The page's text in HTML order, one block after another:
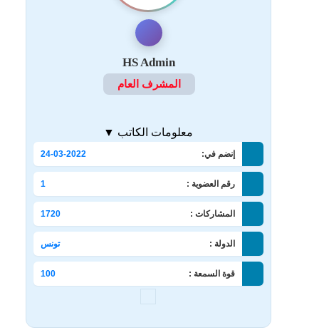
HS Admin
المشرف العام
معلومات الكاتب ▼
إنضم في: 24-03-2022
رقم العضوية : 1
المشاركات : 1720
الدولة : تونس
قوة السمعة : 100